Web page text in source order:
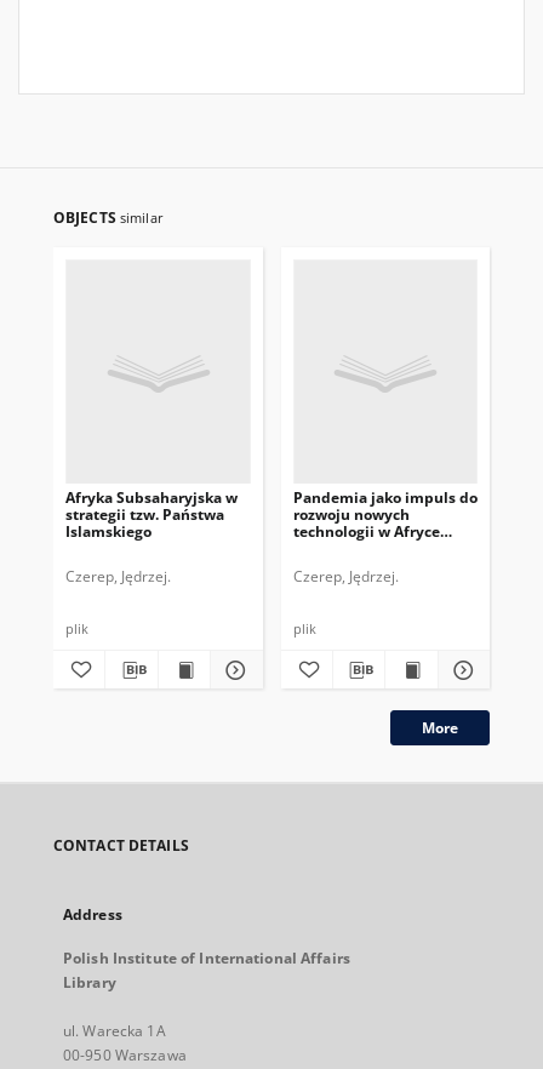
OBJECTS similar
Afryka Subsaharyjska w
strategii tzw. Państwa
Islamskiego
Czerep, Jędrzej.
plik
Pandemia jako impuls do
rozwoju nowych
technologii w Afryce
Czerep, Jędrzej.
plik
More
CONTACT DETAILS
Address
Polish Institute of International Affairs
Library
ul. Warecka 1A
00-950 Warszawa